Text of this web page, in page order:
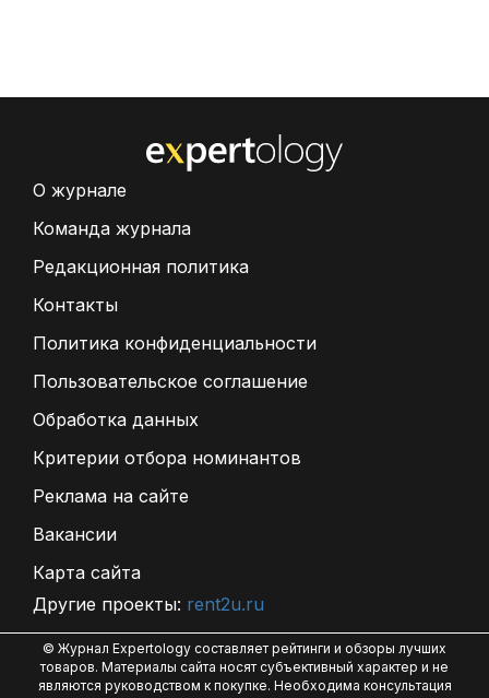
О журнале
Команда журнала
Редакционная политика
Контакты
Политика конфиденциальности
Пользовательское соглашение
Обработка данных
Критерии отбора номинантов
Реклама на сайте
Вакансии
Карта сайта
Другие проекты: rent2u.ru
© Журнал Expertology составляет рейтинги и обзоры лучших
товаров. Материалы сайта носят субъективный характер и не
являются руководством к покупке. Необходима консультация